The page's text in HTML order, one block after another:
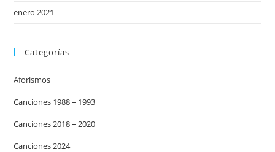
enero 2021
Categorías
Aforismos
Canciones 1988 – 1993
Canciones 2018 – 2020
Canciones 2024